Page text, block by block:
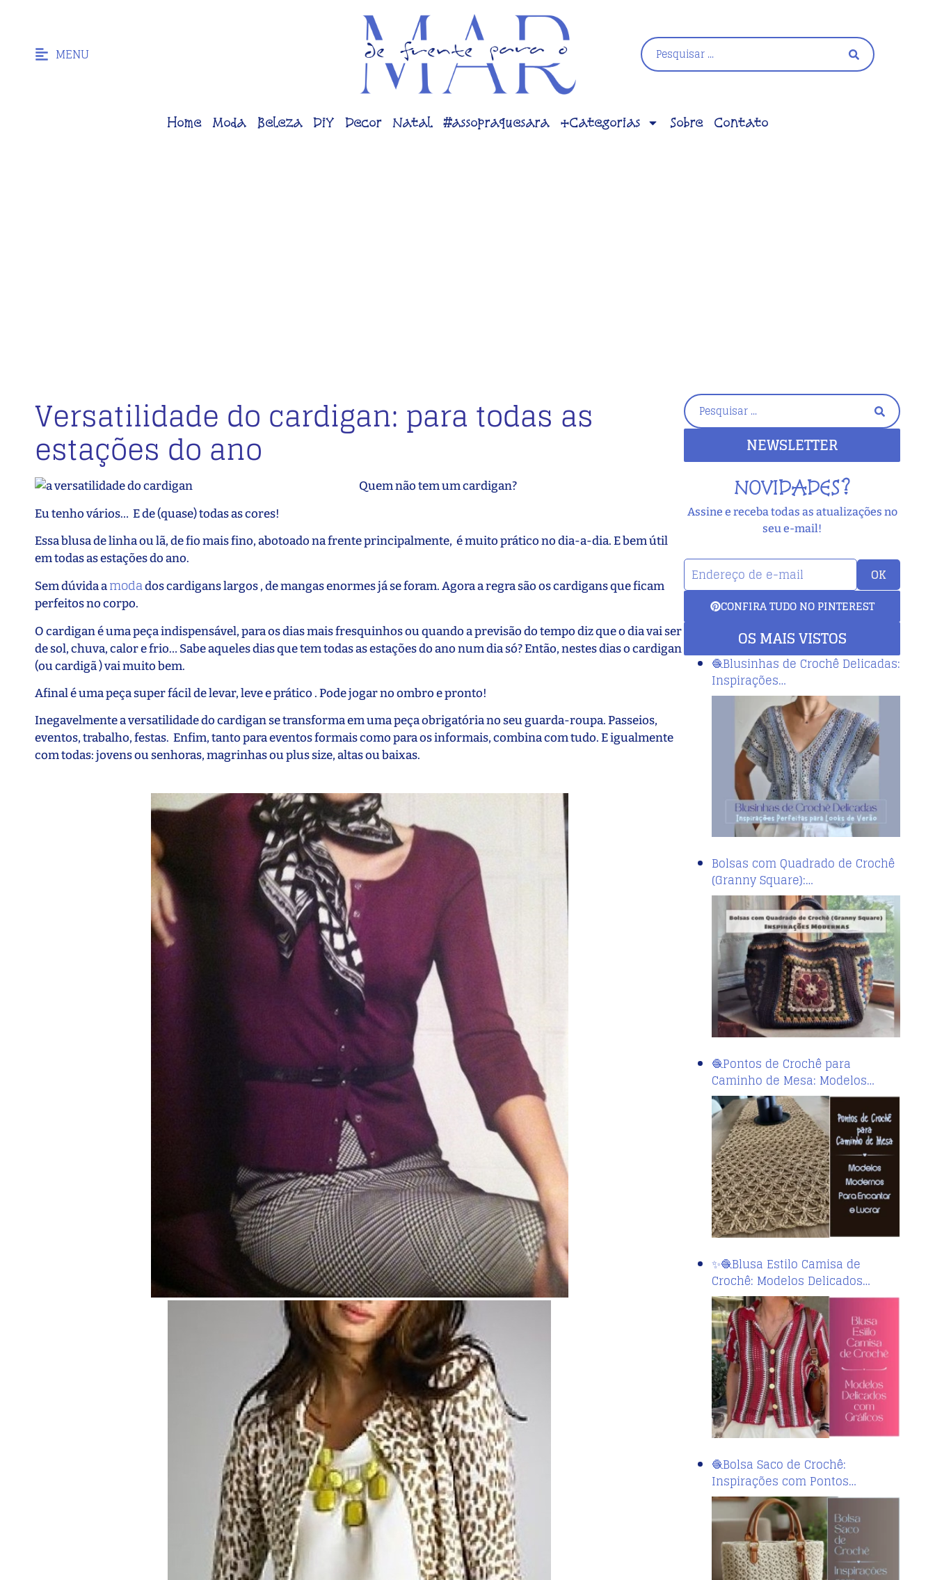
MENU
Home Moda Beleza DiY Decor Natal #assopraquesara +Categorias Sobre Contato
Versatilidade do cardigan: para todas as
estações do ano
Quem não tem um cardigan?
Eu tenho vários… E de (quase) todas as cores!
Essa blusa de linha ou lã, de fio mais fino, abotoado na frente principalmente, é muito prático no dia-a-dia. E bem útil
em todas as estações do ano.
Sem dúvida amodados cardigans largos , de mangas enormes já se foram. Agora a regra são os cardigans que ficam
perfeitos no corpo.
O cardigan é uma peça indispensável, para os dias mais fresquinhos ou quando a previsão do tempo diz que o dia vai ser
de sol, chuva, calor e frio… Sabe aqueles dias que tem todas as estações do ano num dia só? Então, nestes dias o cardigan
(ou cardigã ) vai muito bem.
Afinal é uma peça super fácil de levar, leve e prático . Pode jogar no ombro e pronto!
Inegavelmente a versatilidade do cardigan se transforma em uma peça obrigatória no seu guarda-roupa. Passeios,
eventos, trabalho, festas. Enfim, tanto para eventos formais como para os informais, combina com tudo. E igualmente
com todas: jovens ou senhoras, magrinhas ou plus size, altas ou baixas.
NEWSLETTER
NOVIDADES?
Assine e receba todas as atualizações no
seu e-mail!
OK
CONFIRA TUDO NO PINTEREST
OS MAIS VISTOS
🧶Blusinhas de Crochê Delicadas:
Inspirações…
Bolsas com Quadrado de Crochê
(Granny Square):…
🧶Pontos de Crochê para
Caminho de Mesa: Modelos…
✨🧶Blusa Estilo Camisa de
Crochê: Modelos Delicados…
🧶Bolsa Saco de Crochê:
Inspirações com Pontos…